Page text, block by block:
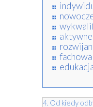
4. Od kiedy